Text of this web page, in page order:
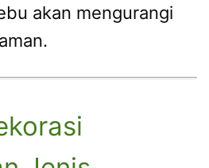
akan mengurangi